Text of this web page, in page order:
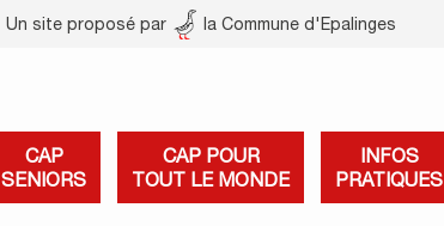
Un site proposé par la Commune d'Epalinges
CAP
SENIORS
CAP POUR
TOUT LE MONDE
INFOS
PRATIQUES